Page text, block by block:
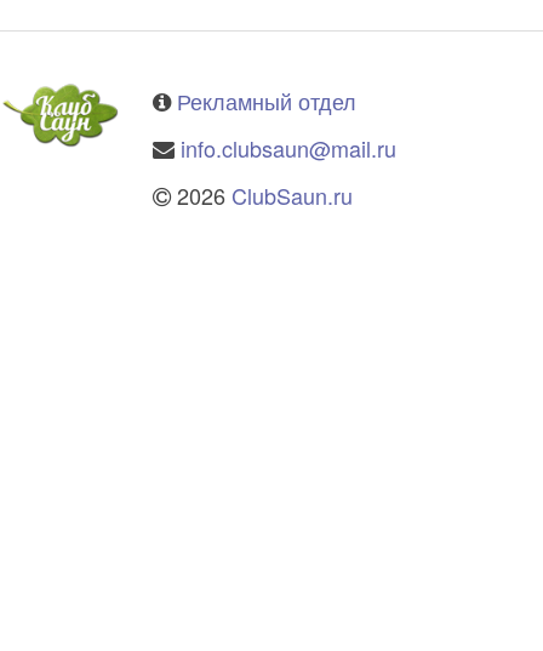
Рекламный отдел
info.clubsaun@mail.ru
2026 ClubSaun.ru